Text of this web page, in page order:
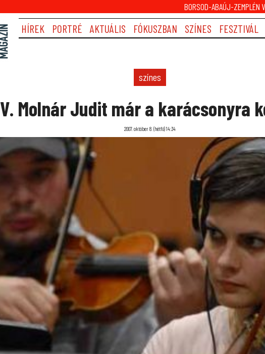
BORSOD-ABAÚJ-ZEMPLÉN
HÍREK PORTRÉ AKTUÁLIS FÓKUSZBAN SZÍNES FESZTIVÁL
színes
V. Molnár Judit már a karácsonyra
2007. október 8. (hétfő) 14:34